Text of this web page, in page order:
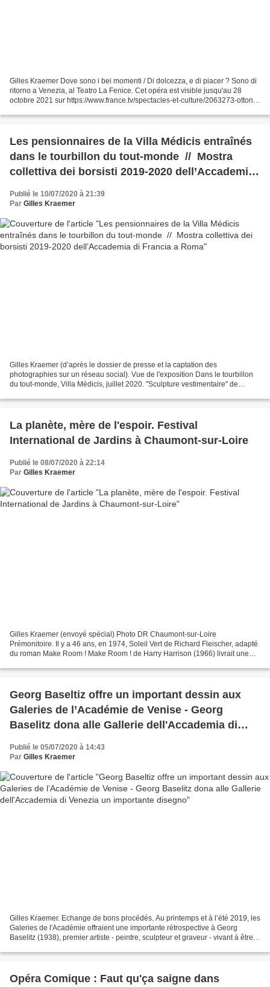
Gilles Kraemer Dove sono i bei momenti / Di dolcezza, e di piacer ? Sono di
ritorno a Venezia, al Teatro La Fenice. Cet opéra est visible jusqu'au 28
octobre 2021 sur https://www.france.tv/spectacles-et-culture/2063273-ottone-
Les pensionnaires de la Villa Médicis entraînés
dans le tourbillon du tout-monde // Mostra
collettiva dei borsisti 2019-2020 dell’Accademia
Publié le 10/07/2020 à 21:39
Par Gilles Kraemer
Gilles Kraemer (d’après le dossier de presse et la captation des
photographies sur un réseau social). Vue de l'exposition Dans le tourbillon
du tout-monde, Villa Médicis, juillet 2020. "Sculpture vestimentaire" de
La planète, mère de l'espoir. Festival
International de Jardins à Chaumont-sur-Loire
Publié le 08/07/2020 à 22:14
Par Gilles Kraemer
Gilles Kraemer (envoyé spécial) Photo DR Chaumont-sur-Loire
Prémonitoire. Il y a 46 ans, en 1974, Soleil Vert de Richard Fleischer, adapté
du roman Make Room ! Make Room ! de Harry Harrison (1966) livrait une
Georg Baseltiz offre un important dessin aux
Galeries de l’Académie de Venise - Georg
Baselitz dona alle Gallerie dell'Accademia di
Publié le 05/07/2020 à 14:43
Par Gilles Kraemer
Gilles Kraemer. Echange de bons procédés. Au printemps et à l’été 2019, les
Galeries de l'Académie offraient une importante rétrospective à Georg
Baselitz (1938), premier artiste - peintre, sculpteur et graveur - vivant à être
Opéra Comique : Faut qu'ça saigne dans